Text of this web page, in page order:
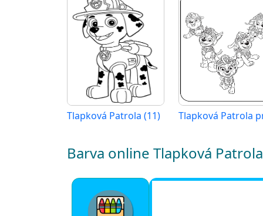
Tlapková Patrola (11)
Barva online Tlapková Patrola